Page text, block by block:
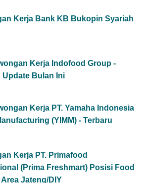
Kerja Bank KB Bukopin Syariah
Kerja Indofood Group -
Update Bulan Ini
Kerja PT. Yamaha Indonesia
(YIMM) - Terbaru
Kerja PT. Primafood
(Prima Freshmart) Posisi Food
Jateng/DIY